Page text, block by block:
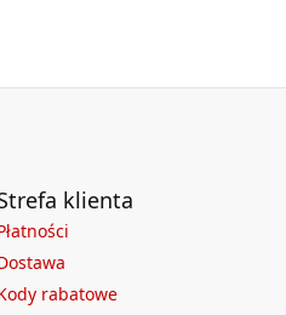
klienta
rabatowe